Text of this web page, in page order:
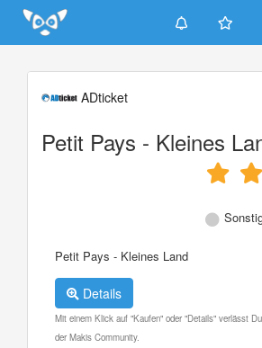
Update cookies preferences
ADticket
Petit Pays - Kleines
Petit Pays - Kleines Land
Details
Mit einem Klick auf "Kaufen" oder "Details" verlässt
der Makis Community.